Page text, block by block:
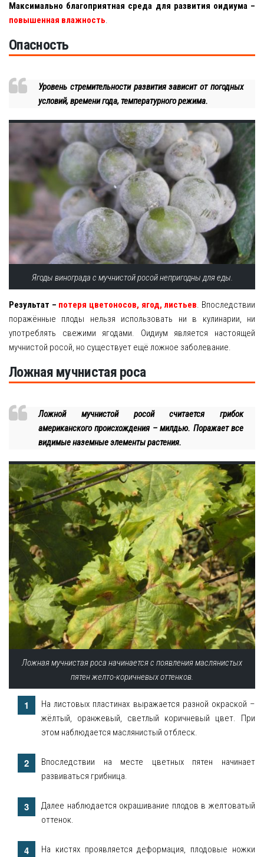
Максимально благоприятная среда для развития оидиума –
повышенная влажность.
Опасность
Уровень стремительности развития зависит от погодных
условий, времени года, температурного режима.
Ягоды винограда с мучнистой росой непригодны для еды.
Результат – потеря цветоносов, ягод, листьев. Впоследствии
поражённые плоды нельзя использовать ни в кулинарии, ни
употреблять свежими ягодами. Оидиум является настоящей
мучнистой росой, но существует ещё ложное заболевание.
Ложная мучнистая роса
Ложной мучнистой росой считается грибок
американского происхождения – милдью. Поражает все
видимые наземные элементы растения.
Ложная мучнистая роса начинается с появления маслянистых
пятен желто-коричневых оттенков.
На листовых пластинах выражается разной окраской –
жёлтый, оранжевый, светлый коричневый цвет. При
этом наблюдается маслянистый отблеск.
Впоследствии на месте цветных пятен начинает
развиваться грибница.
Далее наблюдается окрашивание плодов в желтоватый
оттенок.
На кистях проявляется деформация, плодовые ножки